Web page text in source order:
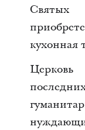
кухонная